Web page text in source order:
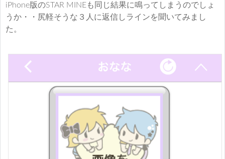
iPhone版のSTAR MINEも同じ結果に鳴ってしまうのでしょ
うか・・尻軽そうな３人に返信しラインを聞いてみまし
た。